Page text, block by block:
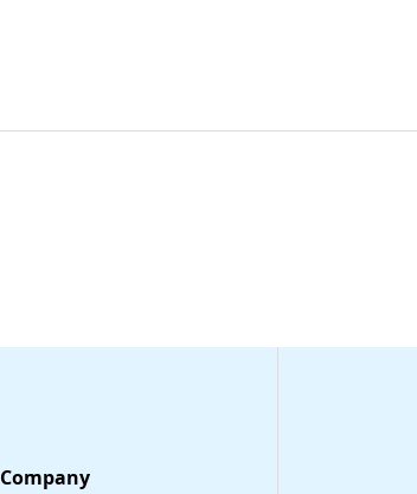
Company